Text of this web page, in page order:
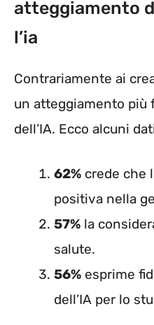
atteggiamento
l’ia
Contrariamente ai
un atteggiamento più
dell’IA. Ecco alcuni
62% crede che
positiva nella
57% la
salute.
56% esprime
dell’IA per lo